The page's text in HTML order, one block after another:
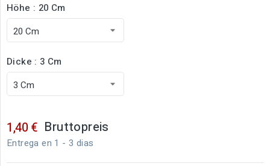
Höhe : 20 Cm
Dicke : 3 Cm
1,40 € Bruttopreis
Entrega en 1 - 3 dias